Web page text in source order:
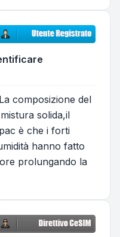
composizione del
solida,il
è che i forti
hanno fatto
prolungando la